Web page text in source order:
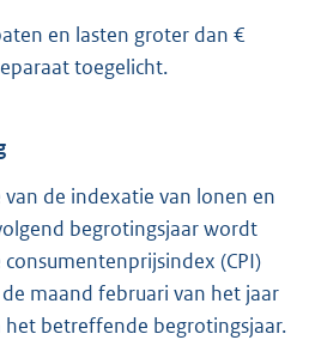
en lasten groter dan €
toegelicht.
van de indexatie van lonen en
begrotingsjaar wordt
(CPI)
de maand februari van het jaar
betreffende begrotingsjaar.